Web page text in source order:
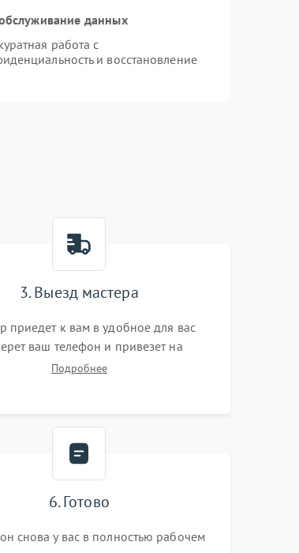
данных
работа с
и восстановление
3. Выезд мастера
приедет к вам в удобное для вас
ваш телефон и привезет на
Подробнее
6. Готово
снова у вас в полностью рабочем